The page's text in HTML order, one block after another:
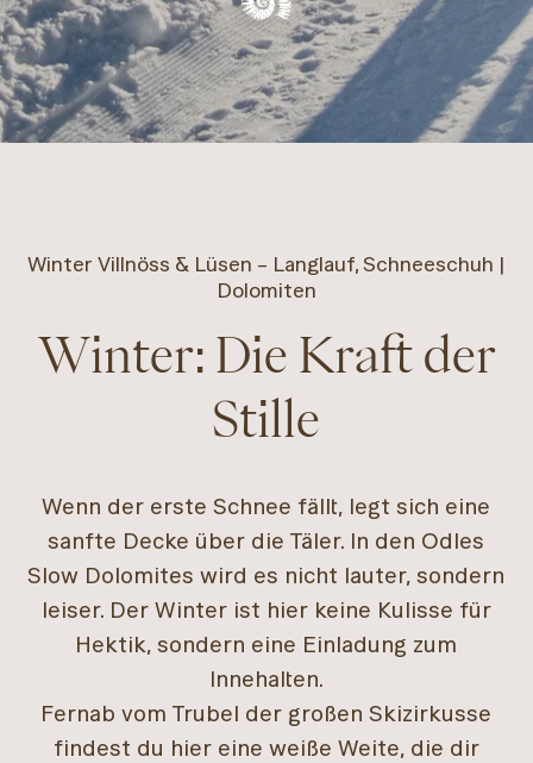
ÜBERSICHT ERLEBNISSE
Winter Villnöss & Lüsen – Langlauf, Schneeschuh |
Dolomiten
Winter: Die Kraft der
Stille
Wenn der erste Schnee fällt, legt sich eine
sanfte Decke über die Täler. In den Odles
Slow Dolomites wird es nicht lauter, sondern
leiser. Der Winter ist hier keine Kulisse für
Hektik, sondern eine Einladung zum
Innehalten.
Fernab vom Trubel der großen Skizirkusse
findest du hier eine weiße Weite, die dir